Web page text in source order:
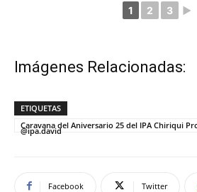
1 2 3 ►
Imágenes Relacionadas:
ETIQUETAS
Caravana del Aniversario 25 del IPA Chiriqui
@ipa.david
Facebook Twitter